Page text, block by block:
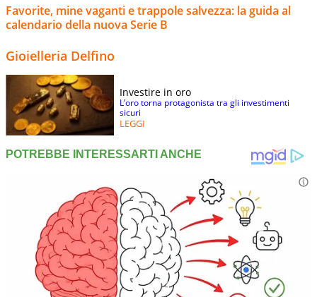
Favorite, mine vaganti e trappole salvezza: la guida al
calendario della nuova Serie B
Gioielleria Delfino
Investire in oro
L’oro torna protagonista tra gli investimenti
sicuri
LEGGI